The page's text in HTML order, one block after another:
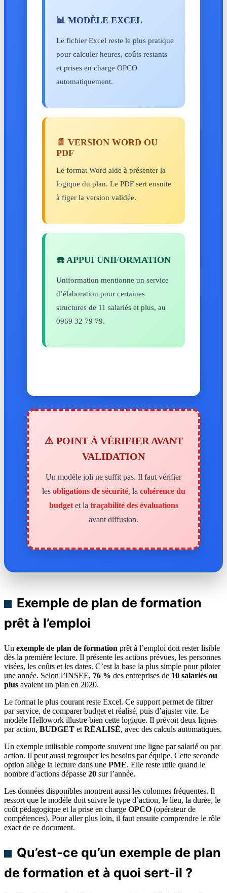
📊 MODÈLE EXCEL
Le fichier Excel reste le plus pratique
pour calculer heures, coûts restants
et prises en charge OPCO
automatiquement.
📄 VERSION WORD OU
PDF
Le format Word aide à présenter la
logique du plan. Le PDF sert ensuite
à figer la version validée.
☎️ APPUI UNIFORMATION
Uniformation mentionne un service
d’élaboration pour certaines
structures de 11 salariés et plus, au
0969 32 79 79.
⚠️ POINT À VÉRIFIER AVANT
VALIDATION
Un modèle joli ne suffit pas. Il faut vérifier
les obligations de sécurité, la cohérence du
budgetet la traçabilité des évaluations
avant diffusion.
Exemple de plan de formation
prêt à l’emploi
Un exemple de plan de formation prêt à l’emploi doit rester lisible
dès la première lecture. Il présente les actions prévues, les personnes
visées, les coûts et les dates. C’est la base la plus simple pour piloter
une année. Selon l’INSEE, 76 % des entreprises de 10 salariés ou
plus avaient un plan en 2020.
Le format le plus courant reste Excel. Ce support permet de filtrer
par service, de comparer budget et réalisé, puis d’ajuster vite. Le
modèle Hellowork illustre bien cette logique. Il prévoit deux lignes
par action, BUDGET et RÉALISÉ, avec des calculs automatiques.
Un exemple utilisable comporte souvent une ligne par salarié ou par
action. Il peut aussi regrouper les besoins par équipe. Cette seconde
option allège la lecture dans une PME. Elle reste utile quand le
nombre d’actions dépasse 20 sur l’année.
Les données disponibles montrent aussi les colonnes fréquentes. Il
ressort que le modèle doit suivre le type d’action, le lieu, la durée, le
coût pédagogique et la prise en charge OPCO (opérateur de
compétences). Pour aller plus loin, il faut ensuite comprendre le rôle
exact de ce document.
Qu’est-ce qu’un exemple de plan
de formation et à quoi sert-il ?